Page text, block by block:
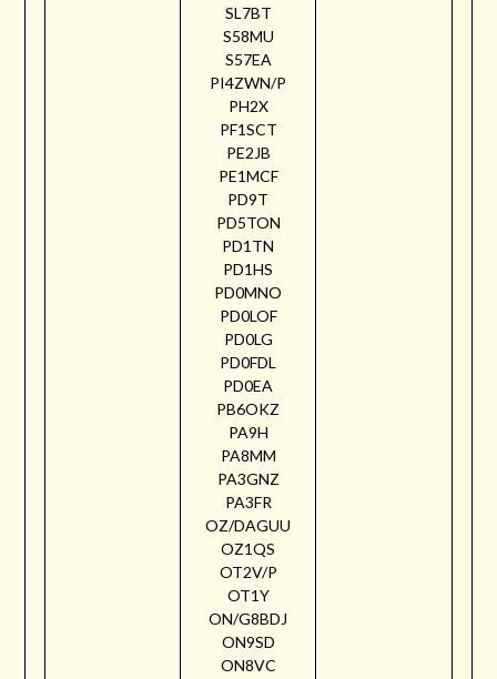
SL7BT
S58MU
S57EA
PI4ZWN/P
PH2X
PF1SCT
PE2JB
PE1MCF
PD9T
PD5TON
PD1TN
PD1HS
PD0MNO
PD0LOF
PD0LG
PD0FDL
PD0EA
PB6OKZ
PA9H
PA8MM
PA3GNZ
PA3FR
OZ/DAGUU
OZ1QS
OT2V/P
OT1Y
ON/G8BDJ
ON9SD
ON8VC